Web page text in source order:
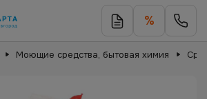
%
Моющие средства, бытовая химия